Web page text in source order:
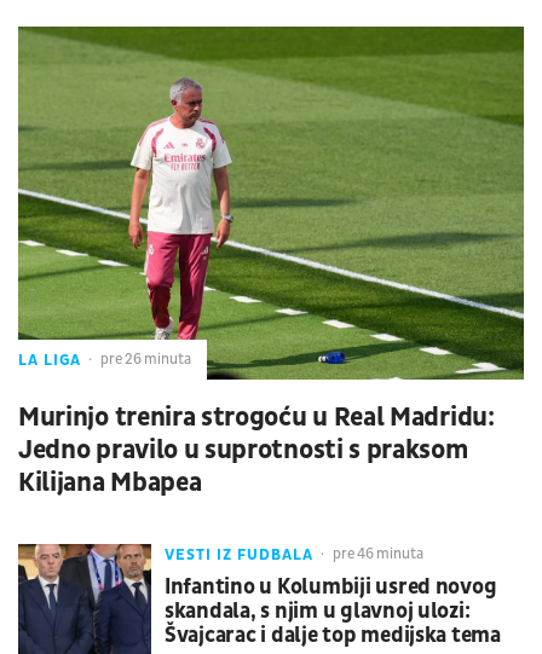
LA LIGA pre 26 minuta
Murinjo trenira strogoću u Real Madridu:
Jedno pravilo u suprotnosti s praksom
Kilijana Mbapea
VESTI IZ FUDBALA pre 46 minuta
Infantino u Kolumbiji usred novog
skandala, s njim u glavnoj ulozi:
Švajcarac i dalje top medijska tema